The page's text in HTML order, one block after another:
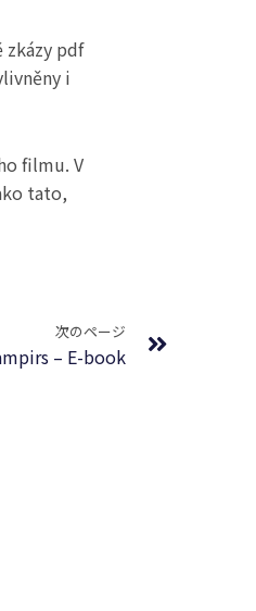
pdf
i
filmu. V
tato,
次のページ
– E-book